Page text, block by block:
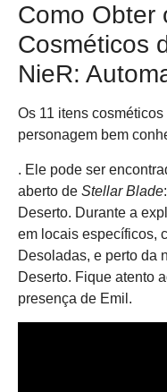
Como Obter
Cosméticos
NieR:
Os 11 itens
personagem bem
. Ele pode ser
aberto de Stellar Blade
Deserto. Durante a
em locais específicos,
Desoladas, e perto da
Deserto. Fique atento
presença de Emil.